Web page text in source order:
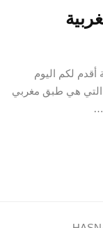
أقدم لكم اليوم
التي هي طبق مغربي